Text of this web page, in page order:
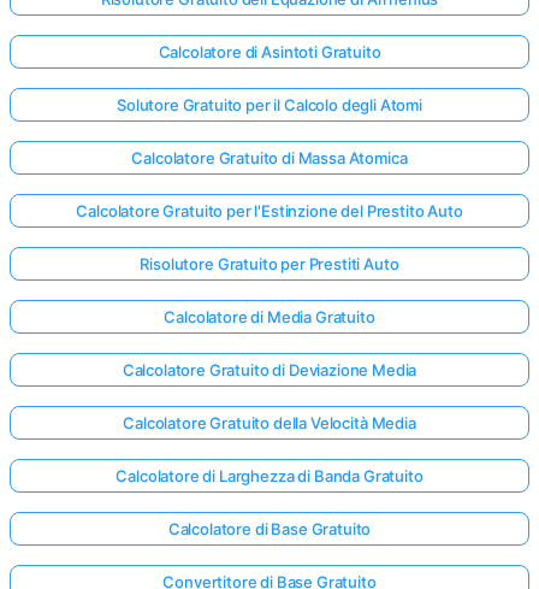
Calcolatore di Asintoti Gratuito
Solutore Gratuito per il Calcolo degli Atomi
Calcolatore Gratuito di Massa Atomica
Calcolatore Gratuito per l'Estinzione del Prestito Auto
Risolutore Gratuito per Prestiti Auto
Calcolatore di Media Gratuito
Calcolatore Gratuito di Deviazione Media
Calcolatore Gratuito della Velocità Media
Calcolatore di Larghezza di Banda Gratuito
Calcolatore di Base Gratuito
Convertitore di Base Gratuito